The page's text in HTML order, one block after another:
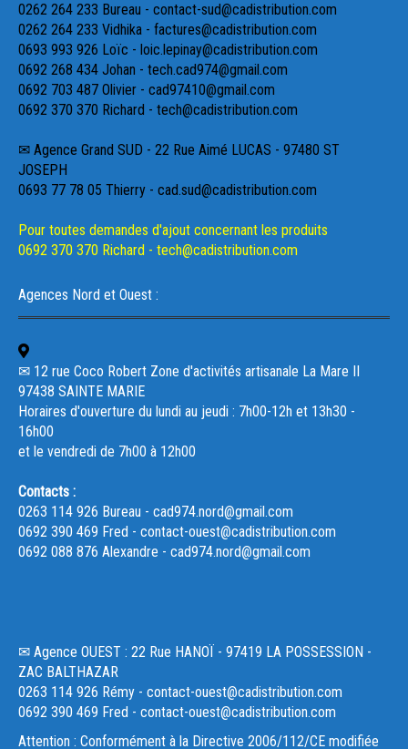
0262 264 233 Bureau - contact-sud@cadistribution.com
0262 264 233 Vidhika - factures@cadistribution.com
0693 993 926 Loïc - loic.lepinay@cadistribution.com
0692 268 434 Johan - tech.cad974@gmail.com
0692 703 487 Olivier - cad97410@gmail.com
0692 370 370 Richard - tech@cadistribution.com
✉ Agence Grand SUD - 22 Rue Aimé LUCAS - 97480 ST
JOSEPH
0693 77 78 05 Thierry - cad.sud@cadistribution.com
Pour toutes demandes d'ajout concernant les produits
0692 370 370 Richard - tech@cadistribution.com
Agences Nord et Ouest :
✉ 12 rue Coco Robert Zone d'activités artisanale La Mare II
97438 SAINTE MARIE
Horaires d'ouverture du lundi au jeudi : 7h00-12h et 13h30 -
16h00
et le vendredi de 7h00 à 12h00
Contacts :
0263 114 926 Bureau - cad974.nord@gmail.com
0692 390 469 Fred - contact-ouest@cadistribution.com
0692 088 876 Alexandre - cad974.nord@gmail.com
✉ Agence OUEST : 22 Rue HANOÏ - 97419 LA POSSESSION -
ZAC BALTHAZAR
0263 114 926 Rémy - contact-ouest@cadistribution.com
0692 390 469 Fred - contact-ouest@cadistribution.com
Attention : Conformément à la Directive 2006/112/CE modifiée